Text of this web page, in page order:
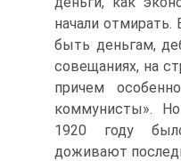
начали
быть деньгам,
совещаниях, на
причем
коммунисты».
1920 году
доживают